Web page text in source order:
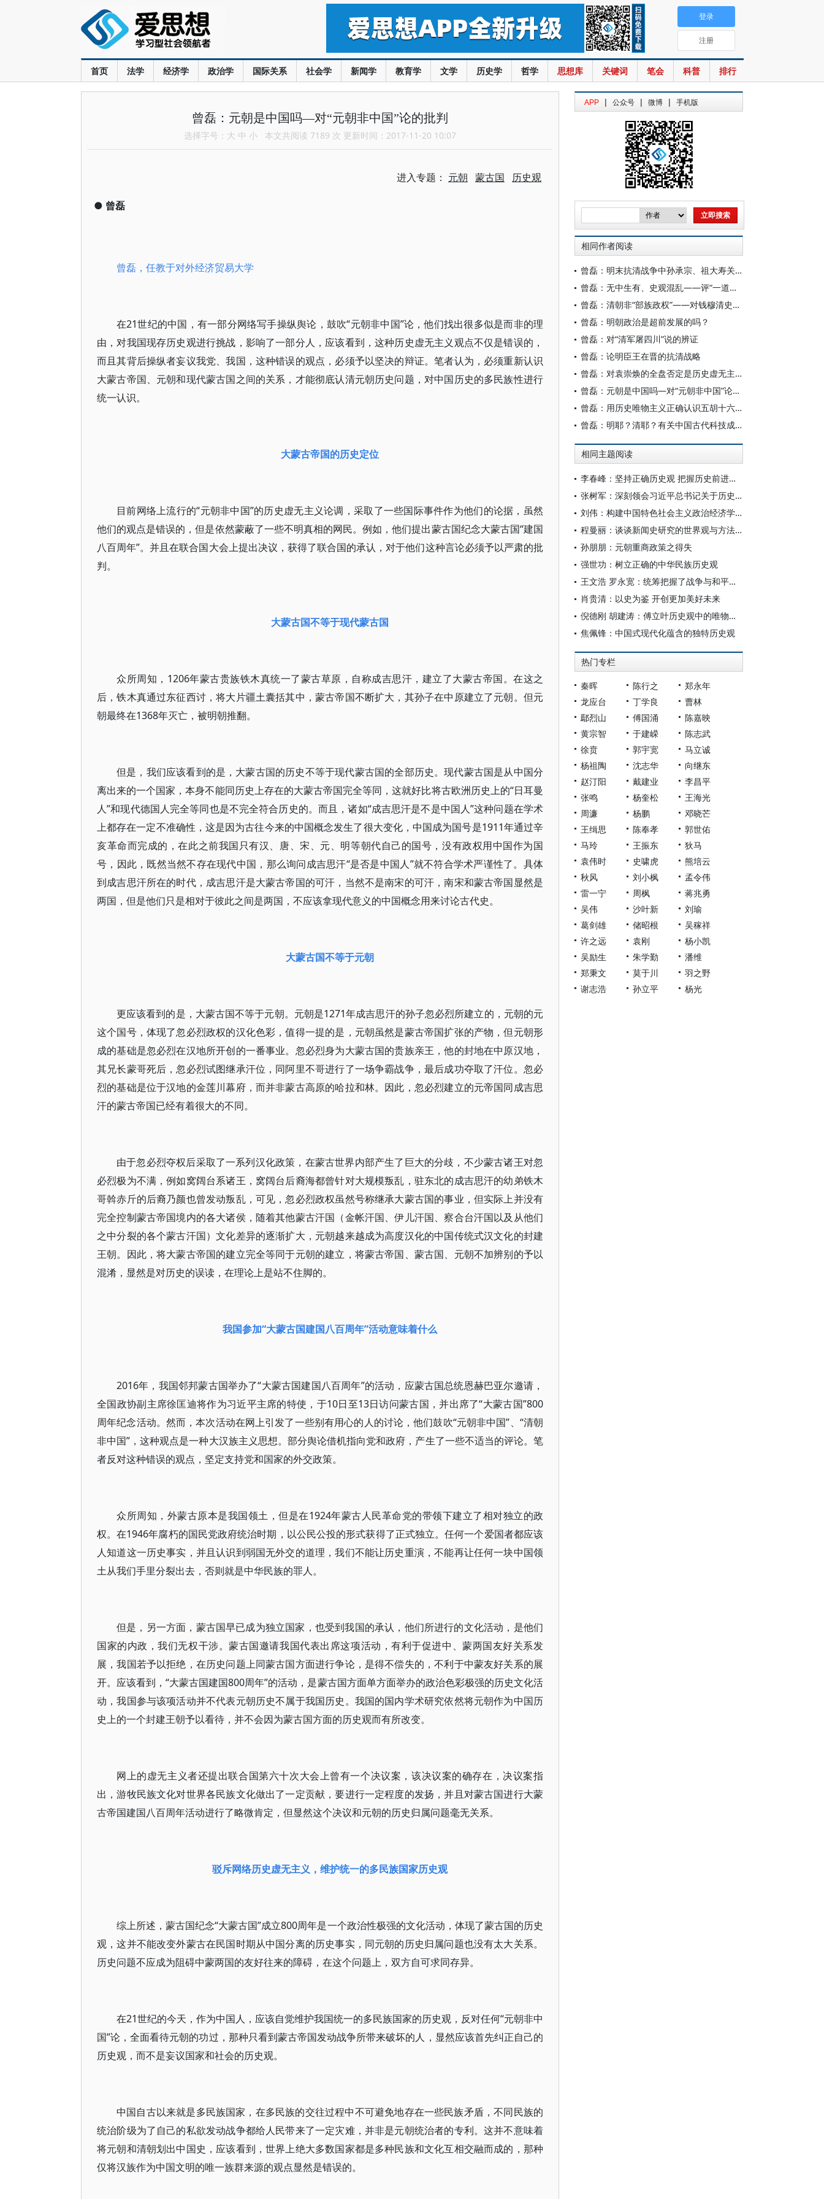
首页 法学 经济学 政治学 国际关系 社会学 新闻学 教育学 文学 历史学 哲学 思想库 关键词 笔会 科普 排行
登录
注册
曾磊：元朝是中国吗—对“元朝非中国”论的批判
选择字号： 大 中 小 本文共阅读 7189 次 更新时间：2017-11-20 10:07
进入专题： 元朝 蒙古国 历史观
● 曾磊
曾磊，任教于对外经济贸易大学
在21世纪的中国，有一部分网络写手操纵舆论，鼓吹“元朝非中国”论，他们找出很多似是而非的理
由，对我国现存历史观进行挑战，影响了一部分人，应该看到，这种历史虚无主义观点不仅是错误的，
而且其背后操纵者妄议我党、我国，这种错误的观点，必须予以坚决的辩证。笔者认为，必须重新认识
大蒙古帝国、元朝和现代蒙古国之间的关系，才能彻底认清元朝历史问题，对中国历史的多民族性进行
统一认识。
大蒙古帝国的历史定位
目前网络上流行的“元朝非中国”的历史虚无主义论调，采取了一些国际事件作为他们的论据，虽然
他们的观点是错误的，但是依然蒙蔽了一些不明真相的网民。例如，他们提出蒙古国纪念大蒙古国“建国
八百周年”。并且在联合国大会上提出决议，获得了联合国的承认，对于他们这种言论必须予以严肃的批
判。
大蒙古国不等于现代蒙古国
众所周知，1206年蒙古贵族铁木真统一了蒙古草原，自称成吉思汗，建立了大蒙古帝国。在这之
后，铁木真通过东征西讨，将大片疆土囊括其中，蒙古帝国不断扩大，其孙子在中原建立了元朝。但元
朝最终在1368年灭亡，被明朝推翻。
但是，我们应该看到的是，大蒙古国的历史不等于现代蒙古国的全部历史。现代蒙古国是从中国分
离出来的一个国家，本身不能同历史上存在的大蒙古帝国完全等同，这就好比将古欧洲历史上的“日耳曼
人”和现代德国人完全等同也是不完全符合历史的。而且，诸如“成吉思汗是不是中国人”这种问题在学术
上都存在一定不准确性，这是因为古往今来的中国概念发生了很大变化，中国成为国号是1911年通过辛
亥革命而完成的，在此之前我国只有汉、唐、宋、元、明等朝代自己的国号，没有政权用中国作为国
号，因此，既然当然不存在现代中国，那么询问成吉思汗“是否是中国人”就不符合学术严谨性了。具体
到成吉思汗所在的时代，成吉思汗是大蒙古帝国的可汗，当然不是南宋的可汗，南宋和蒙古帝国显然是
两国，但是他们只是相对于彼此之间是两国，不应该拿现代意义的中国概念用来讨论古代史。
大蒙古国不等于元朝
更应该看到的是，大蒙古国不等于元朝。元朝是1271年成吉思汗的孙子忽必烈所建立的，元朝的元
这个国号，体现了忽必烈政权的汉化色彩，值得一提的是，元朝虽然是蒙古帝国扩张的产物，但元朝形
成的基础是忽必烈在汉地所开创的一番事业。忽必烈身为大蒙古国的贵族亲王，他的封地在中原汉地，
其兄长蒙哥死后，忽必烈试图继承汗位，同阿里不哥进行了一场争霸战争，最后成功夺取了汗位。忽必
烈的基础是位于汉地的金莲川幕府，而并非蒙古高原的哈拉和林。因此，忽必烈建立的元帝国同成吉思
汗的蒙古帝国已经有着很大的不同。
由于忽必烈夺权后采取了一系列汉化政策，在蒙古世界内部产生了巨大的分歧，不少蒙古诸王对忽
必烈极为不满，例如窝阔台系诸王，窝阔台后裔海都曾针对大规模叛乱，驻东北的成吉思汗的幼弟铁木
哥斡赤斤的后裔乃颜也曾发动叛乱，可见，忽必烈政权虽然号称继承大蒙古国的事业，但实际上并没有
完全控制蒙古帝国境内的各大诸侯，随着其他蒙古汗国（金帐汗国、伊儿汗国、察合台汗国以及从他们
之中分裂的各个蒙古汗国）文化差异的逐渐扩大，元朝越来越成为高度汉化的中国传统式汉文化的封建
王朝。因此，将大蒙古帝国的建立完全等同于元朝的建立，将蒙古帝国、蒙古国、元朝不加辨别的予以
混淆，显然是对历史的误读，在理论上是站不住脚的。
我国参加“大蒙古国建国八百周年”活动意味着什么
2016年，我国邻邦蒙古国举办了“大蒙古国建国八百周年”的活动，应蒙古国总统恩赫巴亚尔邀请，
全国政协副主席徐匡迪将作为习近平主席的特使，于10日至13日访问蒙古国，并出席了“大蒙古国”800
周年纪念活动。然而，本次活动在网上引发了一些别有用心的人的讨论，他们鼓吹“元朝非中国”、“清朝
非中国”，这种观点是一种大汉族主义思想。部分舆论借机指向党和政府，产生了一些不适当的评论。笔
者反对这种错误的观点，坚定支持党和国家的外交政策。
众所周知，外蒙古原本是我国领土，但是在1924年蒙古人民革命党的带领下建立了相对独立的政
权。在1946年腐朽的国民党政府统治时期，以公民公投的形式获得了正式独立。任何一个爱国者都应该
人知道这一历史事实，并且认识到弱国无外交的道理，我们不能让历史重演，不能再让任何一块中国领
土从我们手里分裂出去，否则就是中华民族的罪人。
但是，另一方面，蒙古国早已成为独立国家，也受到我国的承认，他们所进行的文化活动，是他们
国家的内政，我们无权干涉。蒙古国邀请我国代表出席这项活动，有利于促进中、蒙两国友好关系发
展，我国若予以拒绝，在历史问题上同蒙古国方面进行争论，是得不偿失的，不利于中蒙友好关系的展
开。应该看到，“大蒙古国建国800周年”的活动，是蒙古国方面单方面举办的政治色彩极强的历史文化活
动，我国参与该项活动并不代表元朝历史不属于我国历史。我国的国内学术研究依然将元朝作为中国历
史上的一个封建王朝予以看待，并不会因为蒙古国方面的历史观而有所改变。
网上的虚无主义者还提出联合国第六十次大会上曾有一个决议案，该决议案的确存在，决议案指
出，游牧民族文化对世界各民族文化做出了一定贡献，要进行一定程度的发扬，并且对蒙古国进行大蒙
古帝国建国八百周年活动进行了略微肯定，但显然这个决议和元朝的历史归属问题毫无关系。
驳斥网络历史虚无主义，维护统一的多民族国家历史观
综上所述，蒙古国纪念“大蒙古国”成立800周年是一个政治性极强的文化活动，体现了蒙古国的历史
观，这并不能改变外蒙古在民国时期从中国分离的历史事实，同元朝的历史归属问题也没有太大关系。
历史问题不应成为阻碍中蒙两国的友好往来的障碍，在这个问题上，双方自可求同存异。
在21世纪的今天，作为中国人，应该自觉维护我国统一的多民族国家的历史观，反对任何“元朝非中
国”论，全面看待元朝的功过，那种只看到蒙古帝国发动战争所带来破坏的人，显然应该首先纠正自己的
历史观，而不是妄议国家和社会的历史观。
中国自古以来就是多民族国家，在多民族的交往过程中不可避免地存在一些民族矛盾，不同民族的
统治阶级为了自己的私欲发动战争都给人民带来了一定灾难，并非是元朝统治者的专利。这并不意味着
将元朝和清朝划出中国史，应该看到，世界上绝大多数国家都是多种民族和文化互相交融而成的，那种
仅将汉族作为中国文明的唯一族群来源的观点显然是错误的。
APP | 公众号 | 微博 | 手机版
相同作者阅读
曾磊：明末抗清战争中孙承宗、祖大寿关系浅论
曾磊：无中生有、史观混乱——评“一道闪电”对新修清史的反对
曾磊：清朝非“部族政权”——对钱穆清史观的评判
曾磊：明朝政治是超前发展的吗？
曾磊：对“清军屠四川”说的辨证
曾磊：论明臣王在晋的抗清战略
曾磊：对袁崇焕的全盘否定是历史虚无主义的体现形式
曾磊：元朝是中国吗—对“元朝非中国”论的批判
曾磊：用历史唯物主义正确认识五胡十六国时期的民族矛盾
曾磊：明耶？清耶？有关中国古代科技成就的一点思考
相同主题阅读
李春峰：坚持正确历史观 把握历史前进大势
张树军：深刻领会习近平总书记关于历史观的重要论述精神
刘伟：构建中国特色社会主义政治经济学自主知识体系的历史观和方法论
程曼丽：谈谈新闻史研究的世界观与方法论
孙朋朋：元朝重商政策之得失
强世功：树立正确的中华民族历史观
王文浩 罗永宽：统筹把握了战争与和平、历史与未来等辩证关系
肖贵清：以史为鉴 开创更加美好未来
倪德刚 胡建涛：傅立叶历史观中的唯物史观思想探析
焦佩锋：中国式现代化蕴含的独特历史观
热门专栏
秦晖 陈行之
郑永年
龙应台
丁学良
曹林
鄢烈山
傅国涌
陈嘉映
黄宗智
于建嵘
陈志武
徐贲
郭宇宽
马立诚
杨祖陶
沈志华
向继东
赵汀阳
戴建业
李昌平
张鸣
杨奎松
王海光
周濂
杨鹏
邓晓芒
王缉思
陈奉孝
郭世佑
马玲
王振东
狄马
袁伟时
史啸虎
熊培云
秋风
刘小枫
孟令伟
雷一宁
周枫
蒋兆勇
吴伟
沙叶新
刘瑜
葛剑雄
储昭根
吴稼祥
许之远
袁刚
杨小凯
吴励生
朱学勤
潘维
郑秉文
莫于川
羽之野
谢志浩
孙立平 杨光